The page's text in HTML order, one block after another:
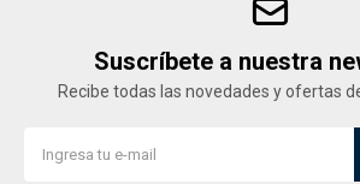
Suscríbete a nuestra
Recibe todas las novedades y ofertas